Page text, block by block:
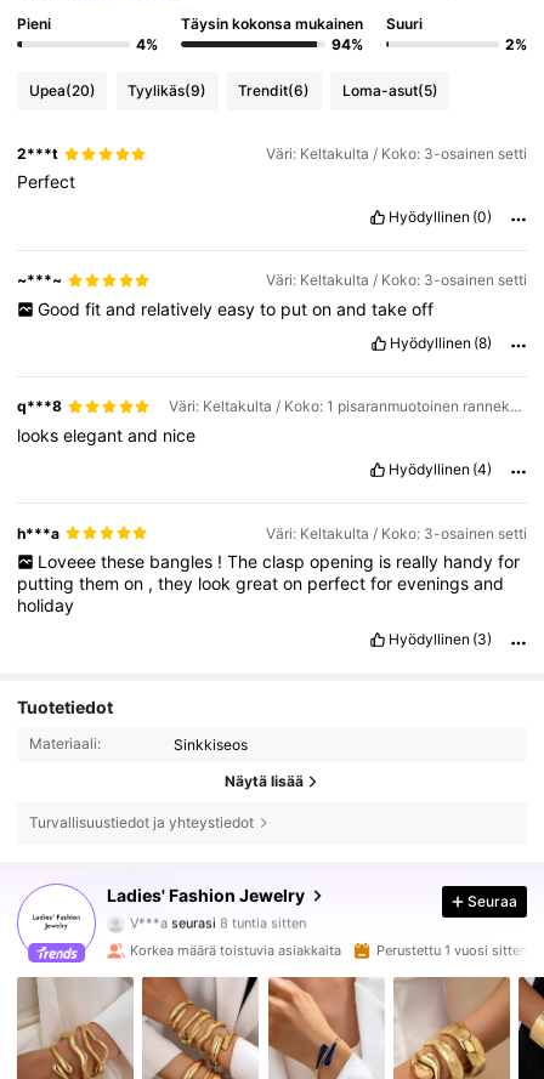
Pieni
4%
Täysin kokonsa mukainen
94%
Suuri
2%
Upea(20) Tyylikäs(9) Trendit(6) Loma-asut(5)
2***t Väri: Keltakulta / Koko: 3-osainen setti
Perfect
Hyödyllinen (0)
~***~ Väri: Keltakulta / Koko: 3-osainen setti
Good fit and relatively easy to put on and take off
Hyödyllinen (8)
q***8 Väri: Keltakulta / Koko: 1 pisaranmuotoinen rannekoru
lookselegantand nice
Hyödyllinen (4)
h***a Väri: Keltakulta / Koko: 3-osainen setti
Loveee these bangles ! The clasp opening is really handy for
puttingthemon ,they lookgreaton perfectforeveningsand
holiday
Hyödyllinen (3)
Tuotetiedot
Materiaali: Sinkkiseos
Näytä lisää
Turvallisuustiedot ja yhteystiedot
Ladies' Fashion Jewelry
4.85
V***a seurasi8 tuntia sitten
4.85 22K Seuraajat
4.85 22K Seuraajat
Seuraa
Korkea määrä toistuvia asiakkaita Perustettu 1 vuosi sitten